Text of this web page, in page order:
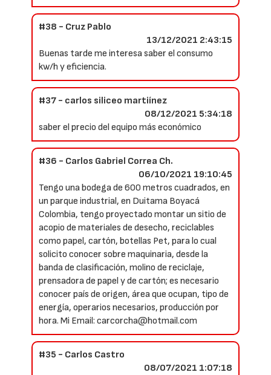
#38 - Cruz Pablo
13/12/2021 2:43:15
Buenas tarde me interesa saber el consumo
kw/h y eficiencia.
#37 - carlos siliceo martiínez
08/12/2021 5:34:18
saber el precio del equipo más económico
#36 - Carlos Gabriel Correa Ch.
06/10/2021 19:10:45
Tengo una bodega de 600 metros cuadrados, en
un parque industrial, en Duitama Boyacá
Colombia, tengo proyectado montar un sitio de
acopio de materiales de desecho, reciclables
como papel, cartón, botellas Pet, para lo cual
solicito conocer sobre maquinaria, desde la
banda de clasificación, molino de reciclaje,
prensadora de papel y de cartón; es necesario
conocer país de origen, área que ocupan, tipo de
energía, operarios necesarios, producción por
hora. Mi Email: carcorcha@hotmail.com
#35 - Carlos Castro
08/07/2021 1:07:18